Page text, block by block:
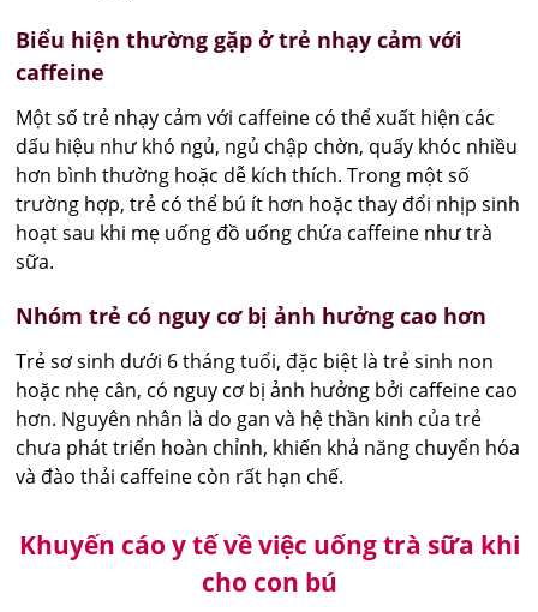
Biểu hiện thường gặp ở trẻ nhạy cảm với
caffeine
Một số trẻ nhạy cảm với caffeine có thể xuất hiện các
dấu hiệu như khó ngủ, ngủ chập chờn, quấy khóc nhiều
hơn bình thường hoặc dễ kích thích. Trong một số
trường hợp, trẻ có thể bú ít hơn hoặc thay đổi nhịp sinh
hoạt sau khi mẹ uống đồ uống chứa caffeine như trà
sữa.
Nhóm trẻ có nguy cơ bị ảnh hưởng cao hơn
Trẻ sơ sinh dưới 6 tháng tuổi, đặc biệt là trẻ sinh non
hoặc nhẹ cân, có nguy cơ bị ảnh hưởng bởi caffeine cao
hơn. Nguyên nhân là do gan và hệ thần kinh của trẻ
chưa phát triển hoàn chỉnh, khiến khả năng chuyển hóa
và đào thải caffeine còn rất hạn chế.
Khuyến cáo y tế về việc uống trà sữa khi
cho con bú